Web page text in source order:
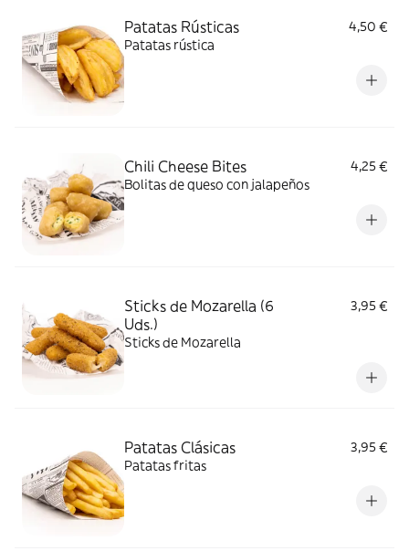
Patatas Rústicas
4,50 €
Patatas rústica
Chili Cheese Bites
4,25 €
Bolitas de queso con jalapeños
Sticks de Mozarella (6
Uds.)
3,95 €
Sticks de Mozarella
Patatas Clásicas
3,95 €
Patatas fritas